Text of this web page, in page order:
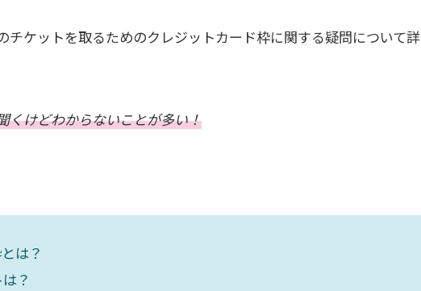
チケットを取るためのクレジットカード枠に関する疑問について詳
くけどわからないことが多い！
は？
？